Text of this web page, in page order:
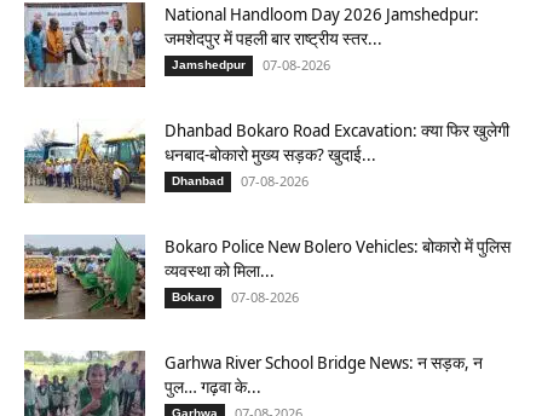
National Handloom Day 2026 Jamshedpur:
जमशेदपुर में पहली बार राष्ट्रीय स्तर...
Jamshedpur 07-08-2026
Dhanbad Bokaro Road Excavation: क्या फिर खुलेगी
धनबाद-बोकारो मुख्य सड़क? खुदाई...
Dhanbad 07-08-2026
Bokaro Police New Bolero Vehicles: बोकारो में पुलिस
व्यवस्था को मिला...
Bokaro 07-08-2026
Garhwa River School Bridge News: न सड़क, न
पुल… गढ़वा के...
Garhwa